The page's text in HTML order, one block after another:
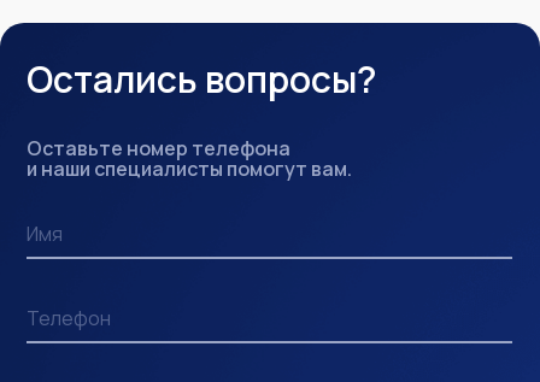
Остались вопросы?
Оставьте номер телефона
и наши специалисты помогут вам.